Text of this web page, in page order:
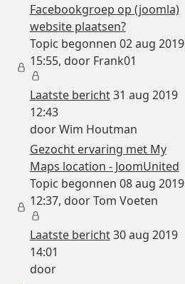
Facebookgroep op (joomla)
website plaatsen?
Topic begonnen 02 aug 2019
15:55, door Frank01
Laatste bericht31 aug 2019
12:43
doorWim Houtman
Gezocht ervaring met My
Maps location - JoomUnited
Topic begonnen 08 aug 2019
12:37, doorTom Voeten
Laatste bericht30 aug 2019
14:01
door